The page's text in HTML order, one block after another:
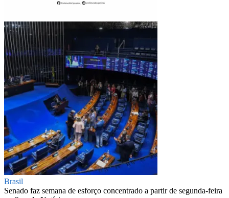
Brasil
Senado faz semana de esforço concentrado a partir de segunda-feira